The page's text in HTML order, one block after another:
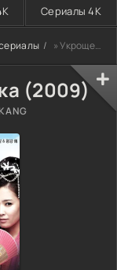
Сериалы 4K
» Укрощение наследника (2009)
(2009)